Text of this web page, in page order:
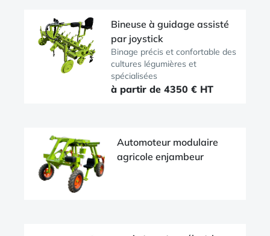
Bineuse à guidage assisté
par joystick
Binage précis et confortable des
cultures légumières et
spécialisées
à partir de 4350 € HT
Automoteur modulaire
agricole enjambeur